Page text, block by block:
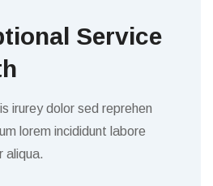
Service
irurey dolor sed reprehen
lorem incididunt labore
aliqua.